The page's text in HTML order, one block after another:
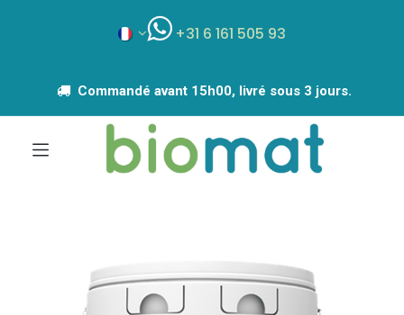
+31 6 161 505 93
Commandé avant 15h00, livré sous 3 jours.